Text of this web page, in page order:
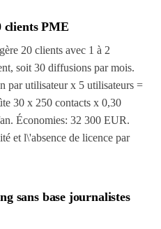
clients PME
20 clients avec 1 à 2
soit 30 diffusions par mois.
par utilisateur x 5 utilisateurs =
30 x 250 contacts x 0,30
Économies: 32 300 EUR.
et l\'absence de licence par
sans base journalistes